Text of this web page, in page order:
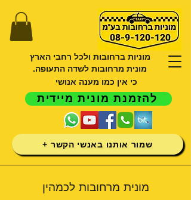
מוניות ברחובות ולכל רחבי הארץ
מונית מרחובות לשדה התעופה.
כי אין כמו מענה אנושי
להזמנת מונית מיידית
שמור אותנו באנשי הקשר +
מונית מרחובות לכמהין